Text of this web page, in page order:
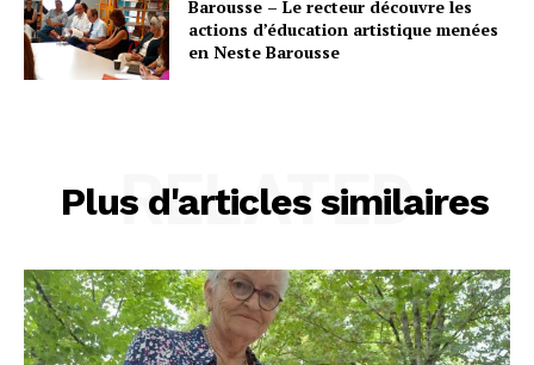
Barousse – Le recteur découvre les
actions d’éducation artistique menées
en Neste Barousse
Plus d'articles similaires
RELATED